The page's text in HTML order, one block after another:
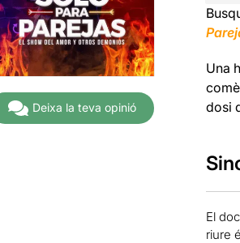
Deixa la teva opinió
Una
dosi
El
riure